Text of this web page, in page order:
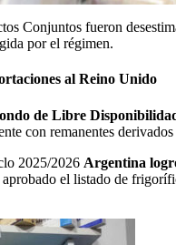
Conjuntos fueron
por el régimen.
al Reino Unido
de Libre
con remanentes
2025/2026 Argentina
el listado de